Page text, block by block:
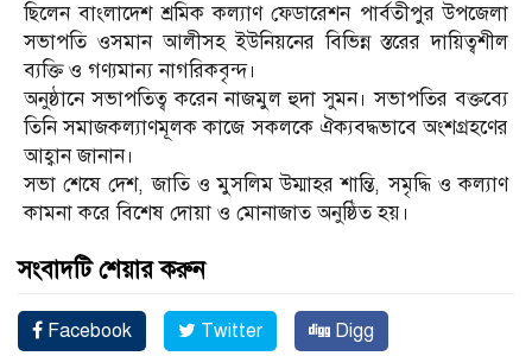
ছিলেন বাংলাদেশ শ্রমিক কল্যাণ ফেডারেশন পার্বতীপুর উপজেলা
সভাপতি ওসমান আলীসহ ইউনিয়নের বিভিন্ন স্তরের দায়িত্বশীল
ব্যক্তি ও গণ্যমান্য নাগরিকবৃন্দ।
অনুষ্ঠানে সভাপতিত্ব করেন নাজমুল হুদা সুমন। সভাপতির বক্তব্যে
তিনি সমাজকল্যাণমূলক কাজে সকলকে ঐক্যবদ্ধভাবে অংশগ্রহণের
আহ্বান জানান।
সভা শেষে দেশ, জাতি ও মুসলিম উম্মাহর শান্তি, সমৃদ্ধি ও কল্যাণ
কামনা করে বিশেষ দোয়া ও মোনাজাত অনুষ্ঠিত হয়।
সংবাদটি শেয়ার করুন
Facebook Twitter Digg